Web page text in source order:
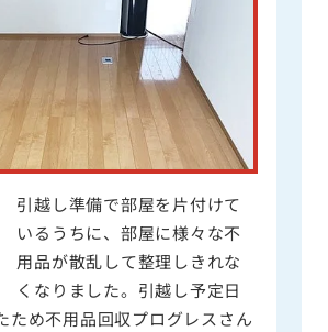
引越し準備で部屋を片付けて
いるうちに、部屋に様々な不
用品が散乱して整理しきれな
くなりました。引越し予定日
ため不用品回収プログレスさん